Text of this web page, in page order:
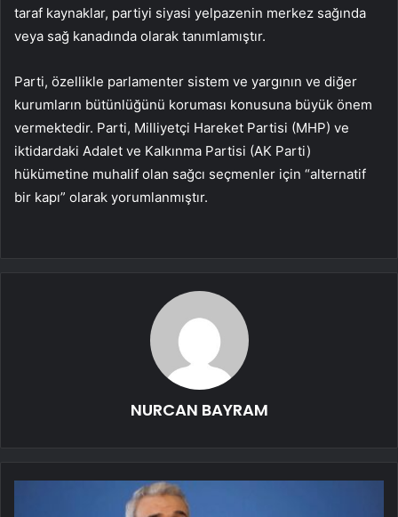
taraf kaynaklar, partiyi siyasi yelpazenin merkez sağında
veya sağ kanadında olarak tanımlamıştır.
Parti, özellikle parlamenter sistem ve yargının ve diğer
kurumların bütünlüğünü koruması konusuna büyük önem
vermektedir. Parti, Milliyetçi Hareket Partisi (MHP) ve
iktidardaki Adalet ve Kalkınma Partisi (AK Parti)
hükümetine muhalif olan sağcı seçmenler için “alternatif
bir kapı” olarak yorumlanmıştır.
NURCAN BAYRAM